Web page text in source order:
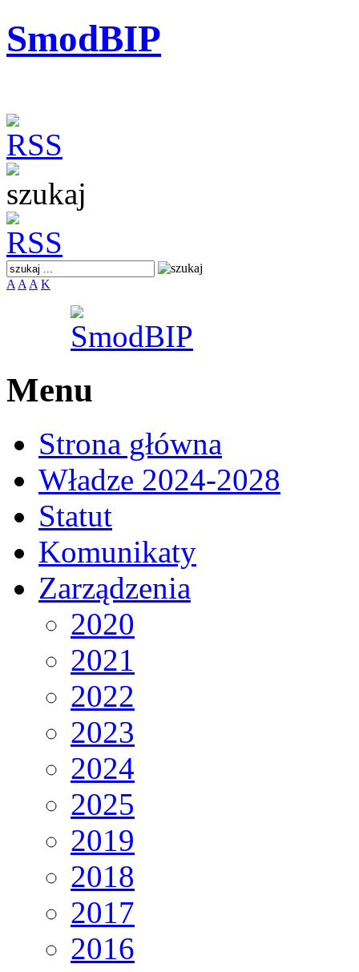
SmodBIP
A A A K
Menu
Strona główna
Władze 2024-2028
Statut
Komunikaty
Zarządzenia
2020
2021
2022
2023
2024
2025
2019
2018
2017
2016